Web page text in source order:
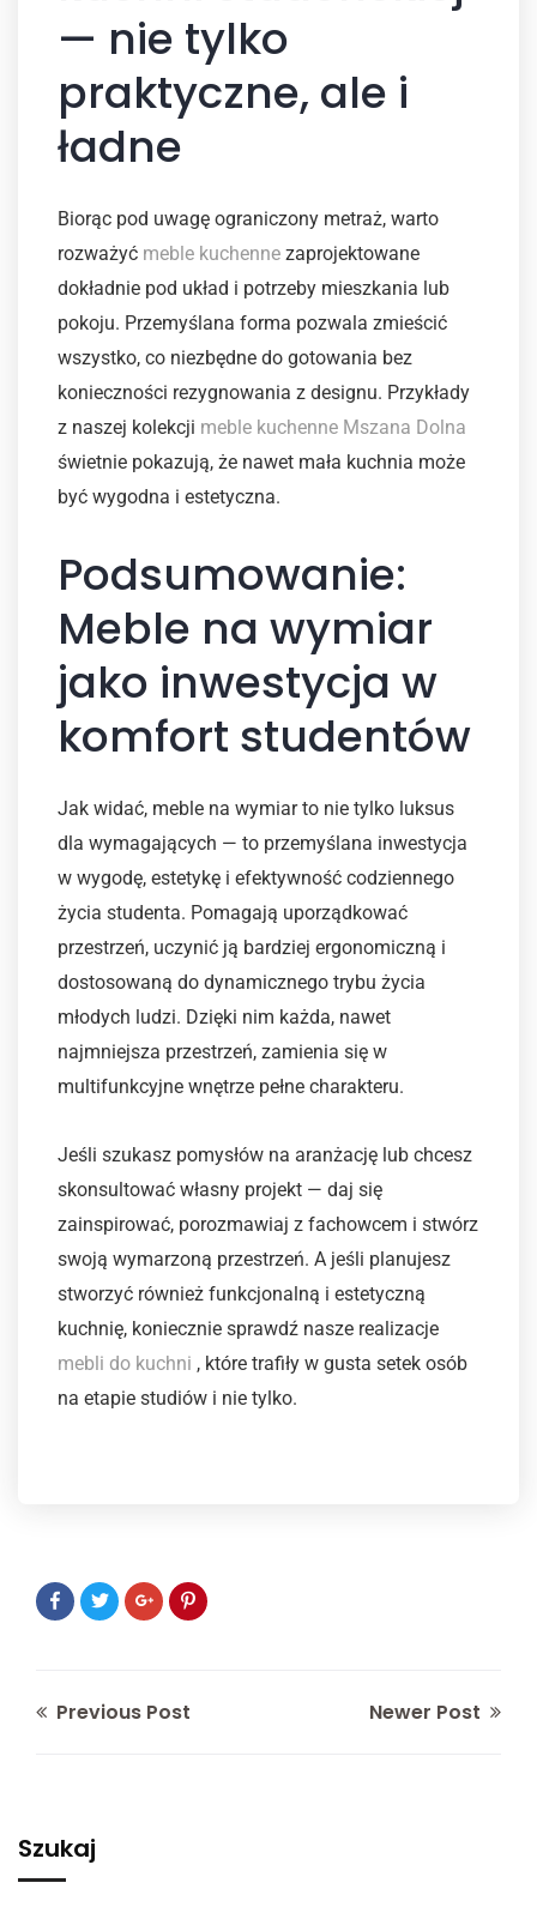
— nie tylko
praktyczne, ale i
ładne
Biorąc pod uwagę ograniczony metraż, warto
rozważyć meble kuchenne zaprojektowane
dokładnie pod układ i potrzeby mieszkania lub
pokoju. Przemyślana forma pozwala zmieścić
wszystko, co niezbędne do gotowania bez
konieczności rezygnowania z designu. Przykłady
z naszej kolekcji meble kuchenne Mszana Dolna
świetnie pokazują, że nawet mała kuchnia może
być wygodna i estetyczna.
Podsumowanie:
Meble na wymiar
jako inwestycja w
komfort studentów
Jak widać, meble na wymiar to nie tylko luksus
dla wymagających — to przemyślana inwestycja
w wygodę, estetykę i efektywność codziennego
życia studenta. Pomagają uporządkować
przestrzeń, uczynić ją bardziej ergonomiczną i
dostosowaną do dynamicznego trybu życia
młodych ludzi. Dzięki nim każda, nawet
najmniejsza przestrzeń, zamienia się w
multifunkcyjne wnętrze pełne charakteru.
Jeśli szukasz pomysłów na aranżację lub chcesz
skonsultować własny projekt — daj się
zainspirować, porozmawiaj z fachowcem i stwórz
swoją wymarzoną przestrzeń. A jeśli planujesz
stworzyć również funkcjonalną i estetyczną
kuchnię, koniecznie sprawdź nasze realizacje
mebli do kuchni , które trafiły w gusta setek osób
na etapie studiów i nie tylko.
Previous Post Newer Post
Szukaj